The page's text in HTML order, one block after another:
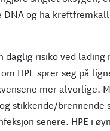
DNA og ha
daglig risiko ved lading
HPE sprer seg på
mer alvorlige.
stikkende/brennende
senere. HPE i